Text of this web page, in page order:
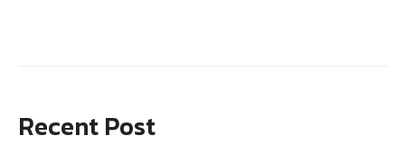
Recent Post